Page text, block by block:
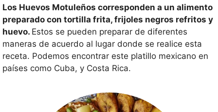
Los Huevos Motuleños corresponden a un alimento
preparado con tortilla frita, frijoles negros refritos y
huevo. Estos se pueden preparar de diferentes
maneras de acuerdo al lugar donde se realice esta
receta. Podemos encontrar este platillo mexicano en
países como Cuba, y Costa Rica.